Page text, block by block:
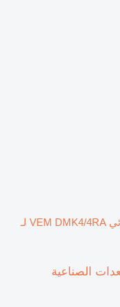
محرك كهربائي VEM DMK4/4RA لـ